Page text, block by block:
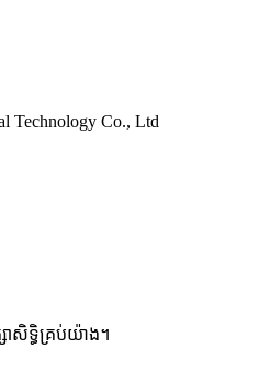
Technology Co., Ltd
សិទ្ធិគ្រប់យ៉ាង។